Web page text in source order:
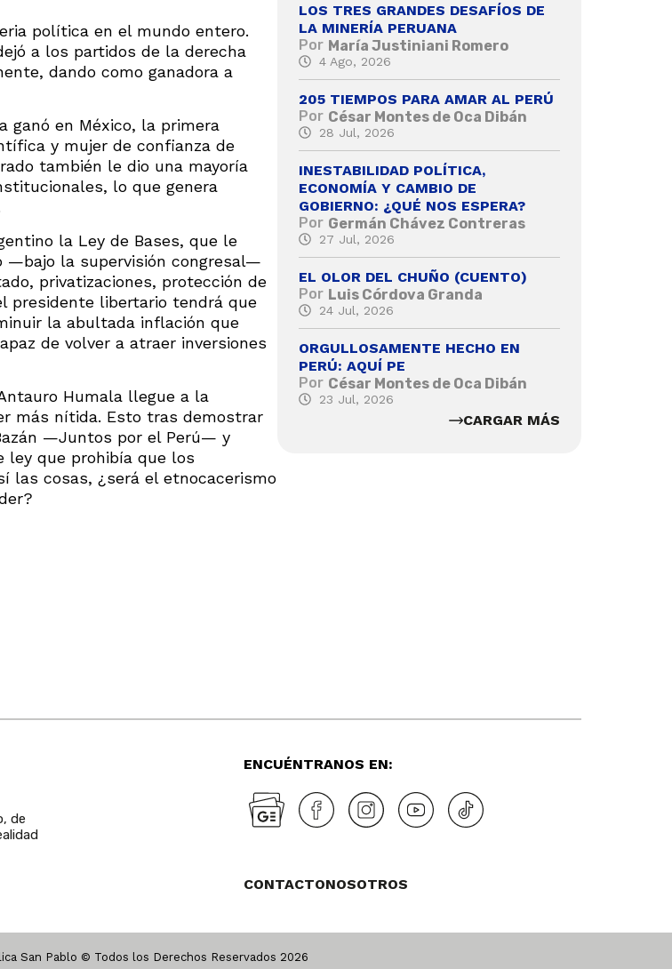
política en el mundo entero.
a los partidos de la derecha
dando como ganadora a
ganó en México, la primera
y mujer de confianza de
también le dio una mayoría
lo que genera
la Ley de Bases, que le
—bajo la supervisión congresal—
privatizaciones, protección de
presidente libertario tendrá que
la abultada inflación que
de volver a atraer inversiones
Humala llegue a la
más nítida. Esto tras demostrar
—Juntos por el Perú— y
ley que prohibía que los
las cosas, ¿será el etnocacerismo
LOS TRES GRANDES DESAFÍOS DE
LA MINERÍA PERUANA
Por María Justiniani Romero
4 Ago, 2026
205 TIEMPOS PARA AMAR AL PERÚ
Por César Montes de Oca Dibán
28 Jul, 2026
INESTABILIDAD POLÍTICA,
ECONOMÍA Y CAMBIO DE
GOBIERNO: ¿QUÉ NOS ESPERA?
Por Germán Chávez Contreras
27 Jul, 2026
EL OLOR DEL CHUÑO (CUENTO)
Por Luis Córdova Granda
24 Jul, 2026
ORGULLOSAMENTE HECHO EN
PERÚ: AQUÍ PE
Por César Montes de Oca Dibán
23 Jul, 2026
CARGAR MÁS
de
ENCUÉNTRANOS EN:
CONTACTONOSOTROS
San Pablo © Todos los Derechos Reservados 2026